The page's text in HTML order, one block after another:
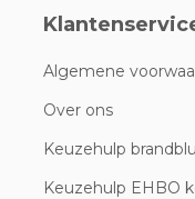
Algemene
Over ons
Keuzehulp
Keuzehulp EHBO